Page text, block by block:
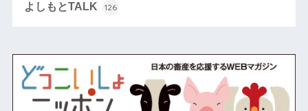
よしもとTALK 126